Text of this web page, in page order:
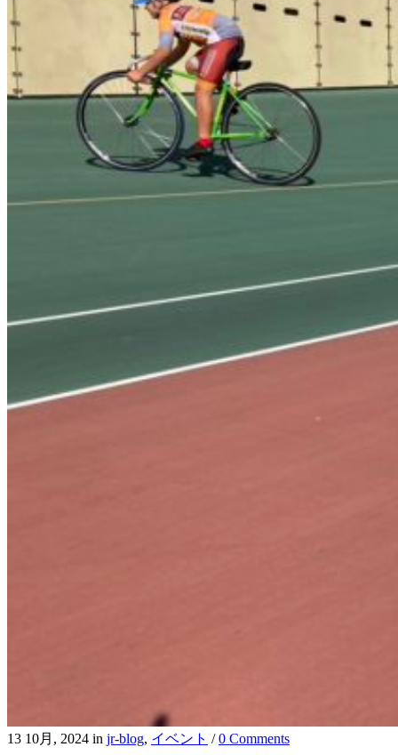
13 10月, 2024 in jr-blog, イベント /0 Comments